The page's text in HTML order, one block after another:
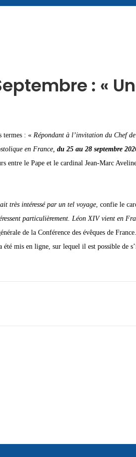
: «
termes : « Répondant à l’invitation du Chef
en France, du 25 au 28 septembre
le Pape et le cardinal Jean-Marc
très intéressé par un tel voyage, confie le
particulièrement. Léon XIV vient en
de la Conférence des évêques de
mis en ligne, sur lequel il est possible de